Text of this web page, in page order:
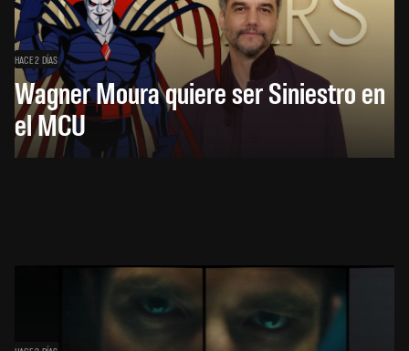
HACE 2 DÍAS
Wagner Moura quiere ser Siniestro en
el MCU